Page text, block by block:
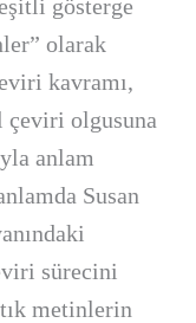
gösterge
olarak
kavramı,
çeviri olgusuna
anlam
Susan
sürecini
metinlerin